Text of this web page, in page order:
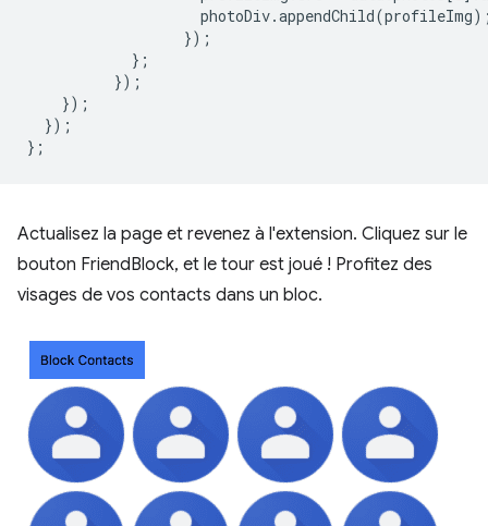
photoDiv.appendChild(profileImg
});
};
});
});
});
};
Actualisez la page et revenez à l'extension. Cliquez sur le
bouton FriendBlock, et le tour est joué ! Profitez des
visages de vos contacts dans un bloc.